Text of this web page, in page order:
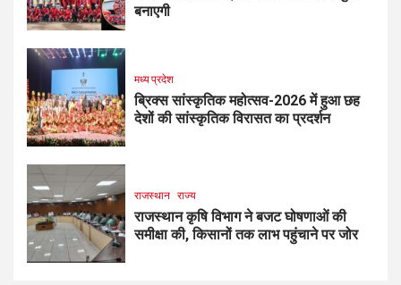
बनाएगी
मध्य प्रदेश
ब्रिक्स सांस्कृतिक महोत्सव-2026 में हुआ छह
देशों की सांस्कृतिक विरासत का प्रदर्शन
राजस्थान राज्य
राजस्थान कृषि विभाग ने बजट घोषणाओं की
समीक्षा की, किसानों तक लाभ पहुंचाने पर जोर